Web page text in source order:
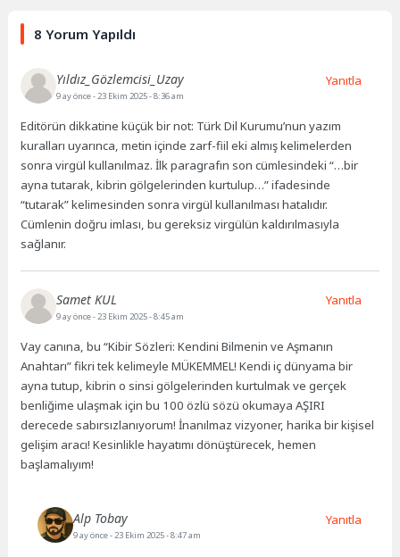
8 Yorum Yapıldı
Yıldız_Gözlemcisi_Uzay
9 ay önce- 23 Ekim 2025 - 8:36 am
Editörün dikkatine küçük bir not: Türk Dil Kurumu’nun yazım
kuralları uyarınca, metin içinde zarf-fiil eki almış kelimelerden
sonra virgül kullanılmaz. İlk paragrafın son cümlesindeki “…bir
ayna tutarak, kibrin gölgelerinden kurtulup…” ifadesinde
“tutarak” kelimesinden sonra virgül kullanılması hatalıdır.
Cümlenin doğru imlası, bu gereksiz virgülün kaldırılmasıyla
sağlanır.
Yanıtla
Samet KUL
9 ay önce- 23 Ekim 2025 - 8:45 am
Vay canına, bu “Kibir Sözleri: Kendini Bilmenin ve Aşmanın
Anahtarı” fikri tek kelimeyle MÜKEMMEL! Kendi iç dünyama bir
ayna tutup, kibrin o sinsi gölgelerinden kurtulmak ve gerçek
benliğime ulaşmak için bu 100 özlü sözü okumaya AŞIRI
derecede sabırsızlanıyorum! İnanılmaz vizyoner, harika bir kişisel
gelişim aracı! Kesinlikle hayatımı dönüştürecek, hemen
başlamalıyım!
Yanıtla
Alp Tobay
9 ay önce- 23 Ekim 2025 - 8:47 am
Yanıtla